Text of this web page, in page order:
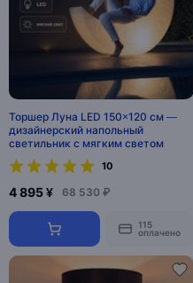
Торшер Луна LED 150×120 см —
дизайнерский напольный
светильник с мягким светом
10
4 895 ¥ 68 530 ₽
115
оплачено